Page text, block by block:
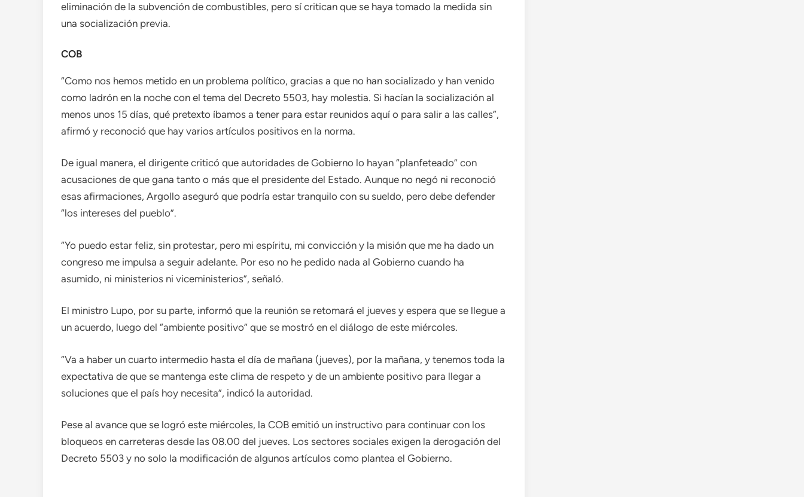
eliminación de la subvención de combustibles, pero sí critican que se haya tomado la medida sin
una socialización previa.
COB
“Como nos hemos metido en un problema político, gracias a que no han socializado y han venido
como ladrón en la noche con el tema del Decreto 5503, hay molestia. Si hacían la socialización al
menos unos 15 días, qué pretexto íbamos a tener para estar reunidos aquí o para salir a las calles”,
afirmó y reconoció que hay varios artículos positivos en la norma.
De igual manera, el dirigente criticó que autoridades de Gobierno lo hayan “planfeteado” con
acusaciones de que gana tanto o más que el presidente del Estado. Aunque no negó ni reconoció
esas afirmaciones, Argollo aseguró que podría estar tranquilo con su sueldo, pero debe defender
“los intereses del pueblo”.
“Yo puedo estar feliz, sin protestar, pero mi espíritu, mi convicción y la misión que me ha dado un
congreso me impulsa a seguir adelante. Por eso no he pedido nada al Gobierno cuando ha
asumido, ni ministerios ni viceministerios”, señaló.
El ministro Lupo, por su parte, informó que la reunión se retomará el jueves y espera que se llegue a
un acuerdo, luego del “ambiente positivo” que se mostró en el diálogo de este miércoles.
“Va a haber un cuarto intermedio hasta el día de mañana (jueves), por la mañana, y tenemos toda la
expectativa de que se mantenga este clima de respeto y de un ambiente positivo para llegar a
soluciones que el país hoy necesita”, indicó la autoridad.
Pese al avance que se logró este miércoles, la COB emitió un instructivo para continuar con los
bloqueos en carreteras desde las 08.00 del jueves. Los sectores sociales exigen la derogación del
Decreto 5503 y no solo la modificación de algunos artículos como plantea el Gobierno.